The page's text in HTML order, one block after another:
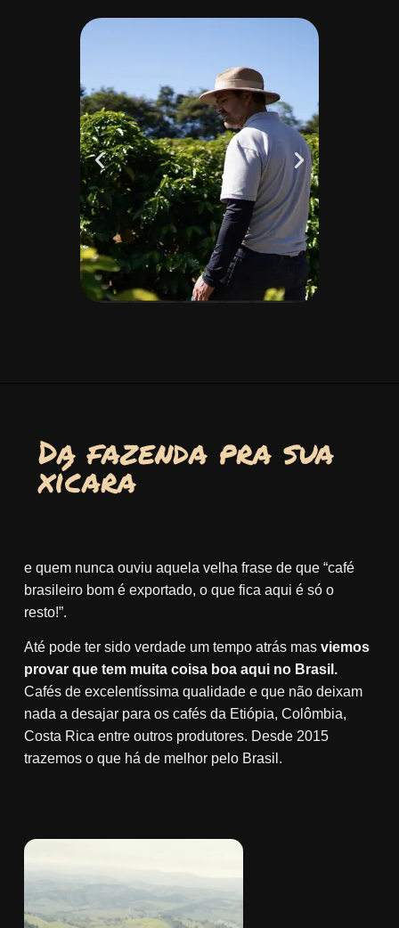
Da fazenda pra sua
xícara
e quem nunca ouviu aquela velha frase de que “café
brasileiro bom é exportado, o que fica aqui é só o
resto!”.
Até pode ter sido verdade um tempo atrás masviemos
provar que tem muita coisa boa aqui no Brasil.
Cafés de excelentíssima qualidade e que não deixam
nada a desajar para os cafés da Etiópia, Colômbia,
Costa Rica entre outros produtores. Desde 2015
trazemos o que há de melhor pelo Brasil.